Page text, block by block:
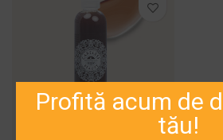
Profită acum de
tău!